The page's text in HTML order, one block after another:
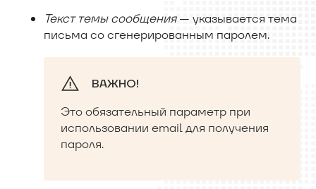
Текст темы сообщения— указывается тема
письма со сгенерированным паролем.
ВАЖНО!
Это обязательный параметр при
использовании email для получения
пароля.